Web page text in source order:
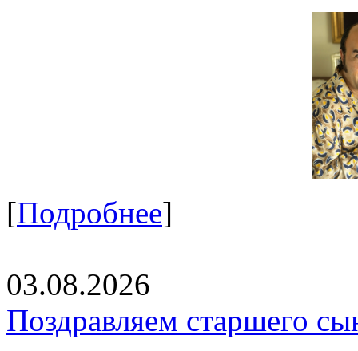
[Подробнее]
03.08.2026
Поздравляем старшего